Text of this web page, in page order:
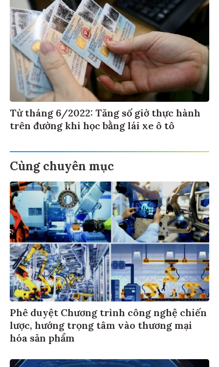
Từ tháng 6/2022: Tăng số giờ thực hành
trên đường khi học bằng lái xe ô tô
Cùng chuyên mục
Phê duyệt Chương trình công nghệ chiến
lược, hướng trọng tâm vào thương mại
hóa sản phẩm